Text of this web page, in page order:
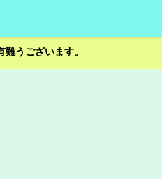
うございます。